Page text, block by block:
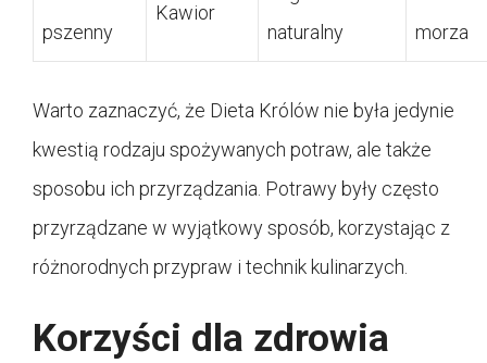
pszenny
Kawior
naturalny
morza
Warto zaznaczyć, że Dieta Królów nie była jedynie
kwestią rodzaju spożywanych potraw, ale także
sposobu ich przyrządzania. Potrawy były często
przyrządzane w wyjątkowy sposób, korzystając z
różnorodnych przypraw i technik kulinarzych.
Korzyści dla zdrowia